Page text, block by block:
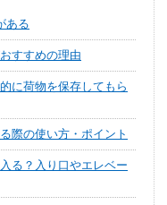
ある
すすめの理由
に荷物を保存してもら
際の使い方・ポイント
る？入り口やエレベー